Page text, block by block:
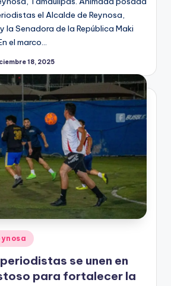
el Alcalde de Reynosa,
la Senadora de la República Maki
el marco…
18, 2025
se unen en
para fortalecer la